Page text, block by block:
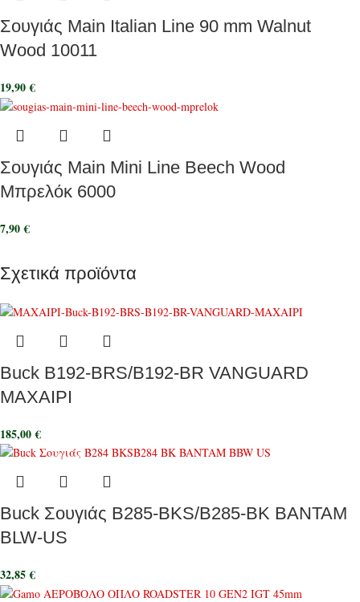
Σουγιάς Main Italian Line 90 mm Walnut
Wood 10011
19,90€
Σουγιάς Main Mini Line Beech Wood
Μπρελόκ 6000
7,90€
Σχετικά προϊόντα
Buck B192-BRS/B192-BR VANGUARD
MAXAIΡI
185,00€
Buck Σουγιάς B285-BKS/B285-BK BANTAM
BLW-US
32,85€